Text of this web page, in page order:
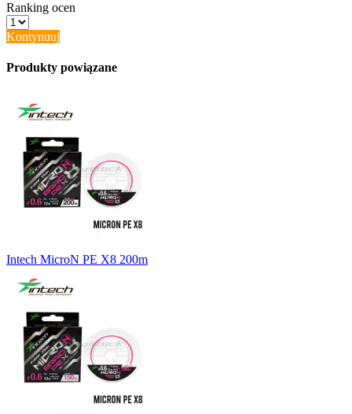
Ranking ocen
Kontynuuj
Produkty powiązane
Intech MicroN PE X8 200m